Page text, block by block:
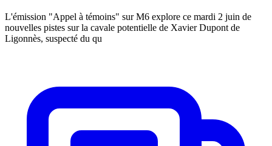
L'émission "Appel à témoins" sur M6 explore ce mardi 2 juin de
nouvelles pistes sur la cavale potentielle de Xavier Dupont de
Ligonnès, suspecté du qu